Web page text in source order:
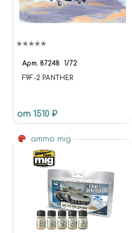
Арт. 87248 1/72
F9F-2 PANTHER
от 1510 ₽
ammo mig